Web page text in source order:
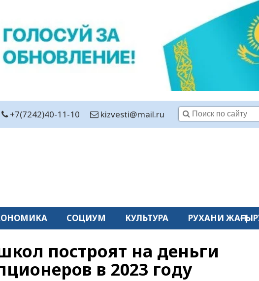
+7(7242)40-11-10 kizvesti@mail.ru
СОЦИУМ КУЛЬТУРА РУХАНИ
построят на деньги
в 2023 году